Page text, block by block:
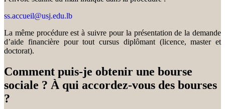
ss.accueil@usj.edu.lb
La même procédure est à suivre pour la présentation de la demande
d’aide financière pour tout cursus diplômant (licence, master et
doctorat).
Comment puis-je obtenir une bourse
sociale ? À qui accordez-vous des bourses
?